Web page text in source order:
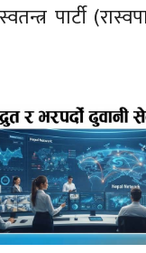
पार्टी